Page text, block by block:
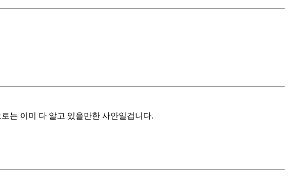
는 이미 다 알고 있을만한 사안일겁니다.